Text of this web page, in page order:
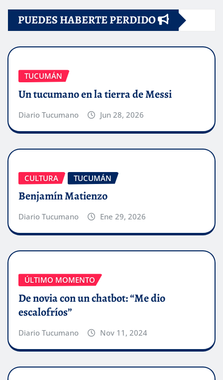
PUEDES HABERTE PERDIDO
TUCUMÁN
Un tucumano en la tierra de Messi
Diario Tucumano Jun 28, 2026
CULTURA TUCUMÁN
Benjamín Matienzo
Diario Tucumano Ene 29, 2026
ÚLTIMO MOMENTO
De novia con un chatbot: “Me dio
escalofríos”
Diario Tucumano Nov 11, 2024